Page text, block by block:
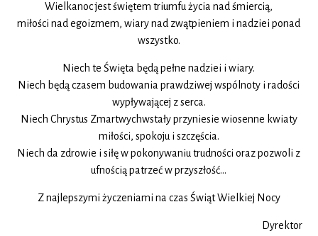
Wielkanoc jest świętem triumfu życia nad śmiercią,
miłości nad egoizmem, wiary nad zwątpieniem i nadziei ponad
wszystko.
Niech te Święta będą pełne nadziei i wiary.
Niech będą czasem budowania prawdziwej wspólnoty i radości
wypływającej z serca.
Niech Chrystus Zmartwychwstały przyniesie wiosenne kwiaty
miłości, spokoju i szczęścia.
Niech da zdrowie i siłę w pokonywaniu trudności oraz pozwoli z
ufnością patrzeć w przyszłość…
Z najlepszymi życzeniami na czas Świąt Wielkiej Nocy
Dyrektor